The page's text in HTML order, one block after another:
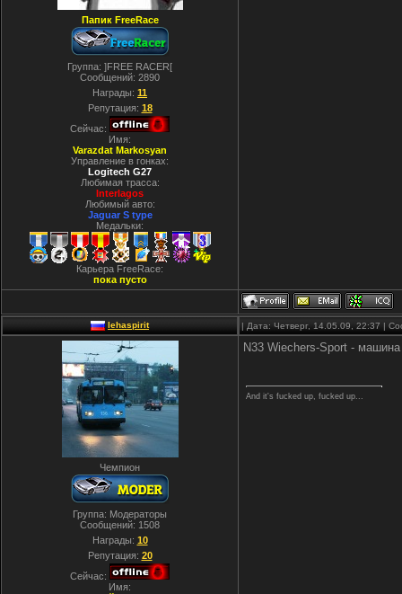
Папик FreeRace
Группа: ]FREE RACER[
Сообщений: 2890
Награды: 11
Репутация: 18
Сейчас:
Имя:
Varazdat Markosyan
Управление в гонках:
Logitech G27
Любимая трасса:
Interlagos
Любимый авто:
Jaguar S type
Медальки:
Карьера FreeRace:
пока пусто
lehaspirit | Дата: Четверг, 14.05.09, 22:37 |
Чемпион
Группа: Модераторы
Сообщений: 1508
Награды: 10
Репутация: 20
Сейчас:
Имя:
N33 Wiechers-Sport -
And it's fucked up, fucked up...